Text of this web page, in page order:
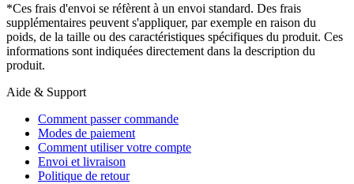
*Ces frais d'envoi se réfèrent à un envoi standard. Des frais
supplémentaires peuvent s'appliquer, par exemple en raison du
poids, de la taille ou des caractéristiques spécifiques du produit. Ces
informations sont indiquées directement dans la description du
produit.
Aide & Support
Comment passer commande
Modes de paiement
Comment utiliser votre compte
Envoi et livraison
Politique de retour